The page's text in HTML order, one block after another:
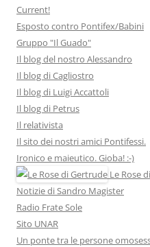
Current!
Esposto contro Pontifex/Babini
Gruppo "Il Guado"
Il blog del nostro Alessandro
Il blog di Cagliostro
Il blog di Luigi Accattoli
Il blog di Petrus
Il relativista
Il sito dei nostri amici Pontifessi.
Ironico e maieutico. Gioba! :-)
Le Rose
Notizie di Sandro Magister
Radio Frate Sole
Sito UNAR
Un ponte tra le persone